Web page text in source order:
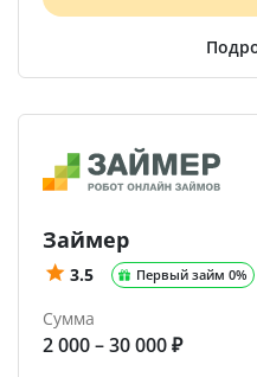
Займер
3.5 Первый займ 0%
Сумма
2 000 – 30 000 ₽